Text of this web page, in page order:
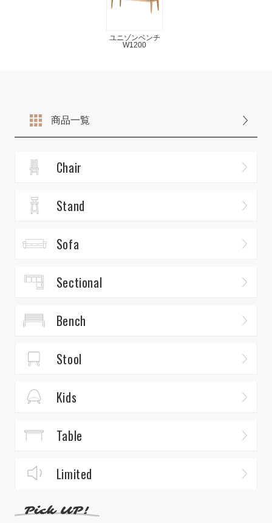
ユニゾンベンチ
W1200
商品一覧
Chair
Stand
Sofa
Sectional
Bench
Stool
Kids
Table
Limited